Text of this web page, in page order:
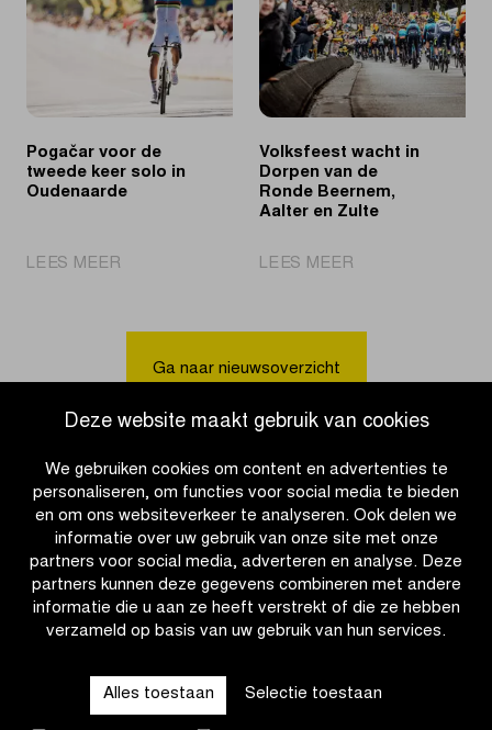
Deze website maakt gebruik van cookies
We gebruiken cookies om content en advertenties te
personaliseren, om functies voor social media te bieden
en om ons websiteverkeer te analyseren. Ook delen we
informatie over uw gebruik van onze site met onze
partners voor social media, adverteren en analyse. Deze
partners kunnen deze gegevens combineren met andere
informatie die u aan ze heeft verstrekt of die ze hebben
verzameld op basis van uw gebruik van hun services.
Alles toestaan Selectie toestaan
de
Ronde
van
Vlaanderen
Jeugddag
Mooiste
Pogačar voor de
tweede keer solo in
Oudenaarde
LEES MEER
de
keer
in
Volksfeest wacht in
Dorpen van de
Ronde Beernem,
Aalter en Zulte
LEES MEER
in
van
Ronde
Aalter
en
Zulte
Ga naar nieuwsoverzicht
OTHER RACES